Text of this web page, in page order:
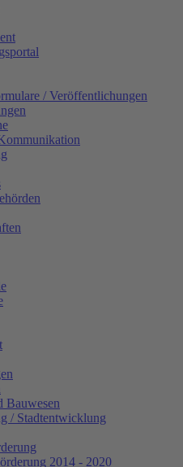
/ Veröffentlichungen
Bauwesen
/ Stadtentwicklung
2014 - 2020